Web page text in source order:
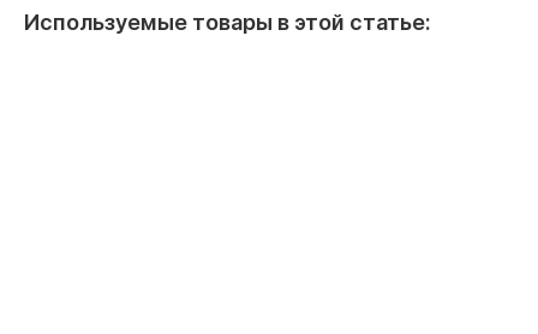
Используемые товары в этой статье: